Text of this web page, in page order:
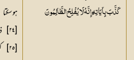
كَذَّبَ بِآيَاتِهِ ۗ إِنَّهُ لَا يُفْلِحُالظَّالِمُونَ